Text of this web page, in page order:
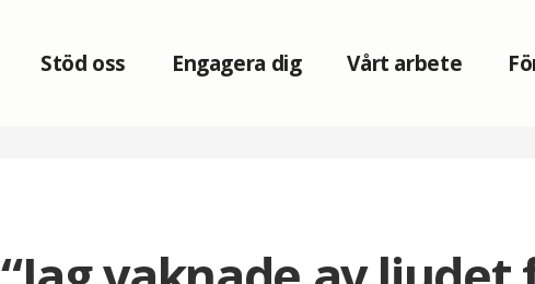
Stöd oss Engagera dig Vårt arbete